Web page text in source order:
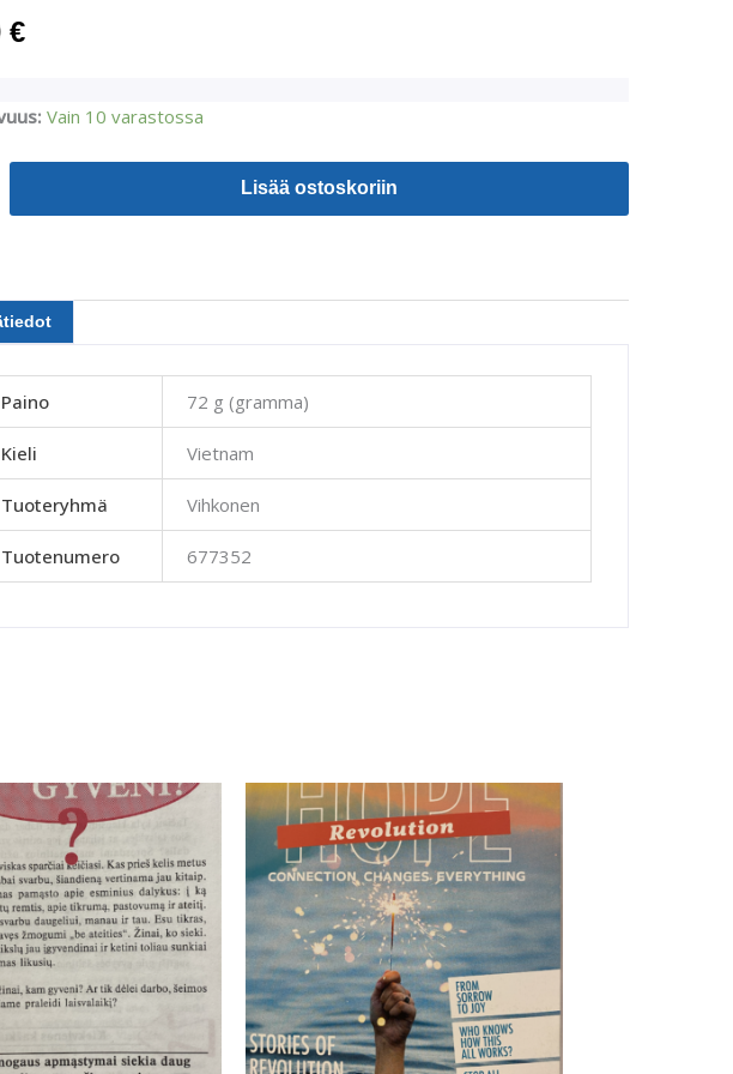
€
Vain 10 varastossa
Lisää ostoskoriin
Paino 72 g (gramma)
Kieli Vietnam
Tuoteryhmä Vihkonen
Tuotenumero 677352